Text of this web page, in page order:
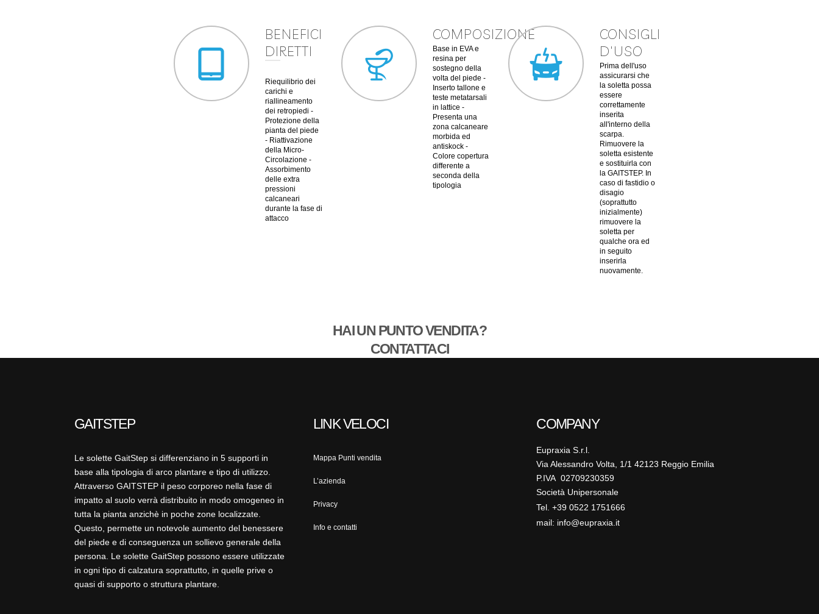
BENEFICI
DIRETTI
Riequilibrio dei
carichi e
riallineamento
dei retropiedi -
Protezione della
pianta del piede
- Riattivazione
della Micro-
Circolazione -
Assorbimento
delle extra
pressioni
calcaneari
durante la fase di
attacco
COMPOSIZIONE
Base in EVA e
resina per
sostegno della
volta del piede -
Inserto tallone e
teste metatarsali
in lattice -
Presenta una
zona calcaneare
morbida ed
antiskock -
Colore copertura
differente a
seconda della
tipologia
CONSIGLI
D'USO
Prima dell'uso
assicurarsi che
la soletta possa
essere
correttamente
inserita
all'interno della
scarpa.
Rimuovere la
soletta esistente
e sostituirla con
la GAITSTEP. In
caso di fastidio o
disagio
(soprattutto
inizialmente)
rimuovere la
soletta per
qualche ora ed
in seguito
inserirla
nuovamente.
HAI UN PUNTO VENDITA?
CONTATTACI
GAITSTEP
Le solette GaitStep si differenziano in 5 supporti in
base alla tipologia di arco plantare e tipo di utilizzo.
Attraverso GAITSTEP il peso corporeo nella fase di
impatto al suolo verrà distribuito in modo omogeneo in
tutta la pianta anzichè in poche zone localizzate.
Questo, permette un notevole aumento del benessere
del piede e di conseguenza un sollievo generale della
persona. Le solette GaitStep possono essere utilizzate
in ogni tipo di calzatura soprattutto, in quelle prive o
quasi di supporto o struttura plantare.
LINK VELOCI
Mappa Punti vendita
L’azienda
Privacy
Info e contatti
COMPANY
Eupraxia S.r.l.
Via Alessandro Volta, 1/1 42123 Reggio Emilia
P.IVA 02709230359
Società Unipersonale
Tel. +39 0522 1751666
mail: info@eupraxia.it